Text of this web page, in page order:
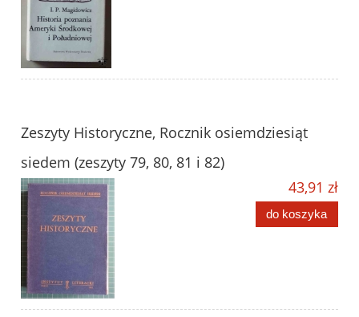
Zeszyty Historyczne, Rocznik osiemdziesiąt
siedem (zeszyty 79, 80, 81 i 82)
43,91 zł
do koszyka